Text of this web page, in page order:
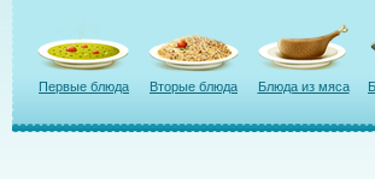
Первые блюда Вторые блюда Блюда из мяса